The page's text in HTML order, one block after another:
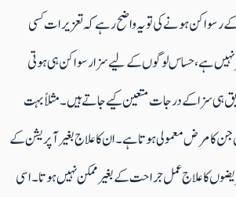
ہونے کی تو یہ واضح رہے کہ تعزیرات کسی
نہیں ہے، حساس لوگوں کے لیے سزارسواکن ہی ہوتی
ہی سزاکے درجات متعین کیے جاتے ہیں۔مثلاً بہت
کا مرض معمولی ہوتا ہے۔ان کا علاج بغیر آپریشن کے
کا علاج عمل جراحت کے بغیرممکن نہیں ہوتا۔ اسی